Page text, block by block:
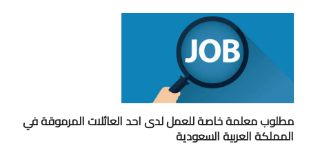
مطلوب معلمة خاصة للعمل لدى احد العائلات المرموقة في
المملكة العربية السعودية